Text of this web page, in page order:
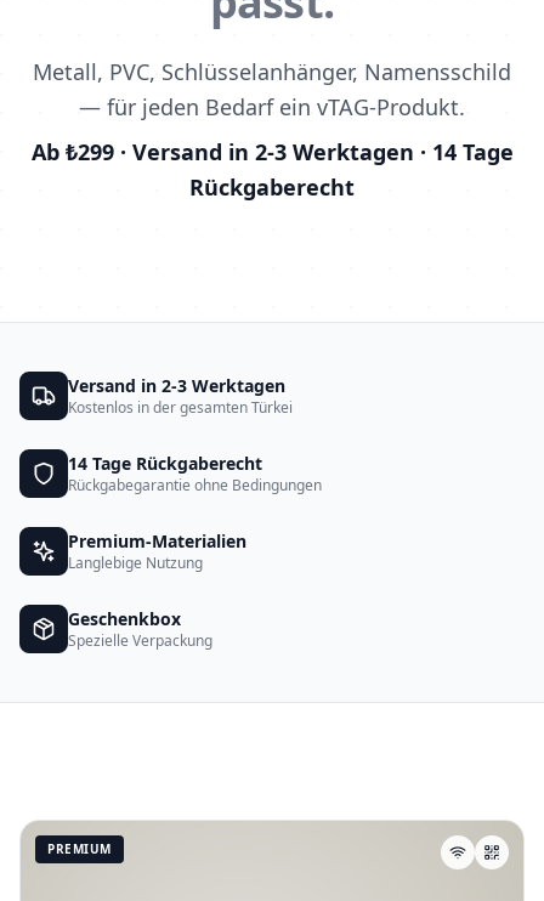
Metall, PVC, Schlüsselanhänger, Namensschild
— für jeden Bedarf ein vTAG-Produkt.
Ab ₺299 · Versand in 2-3 Werktagen · 14 Tage
Rückgaberecht
Versand in 2-3 Werktagen
Kostenlos in der gesamten Türkei
14 Tage Rückgaberecht
Rückgabegarantie ohne Bedingungen
Premium-Materialien
Langlebige Nutzung
Geschenkbox
Spezielle Verpackung
PREMIUM